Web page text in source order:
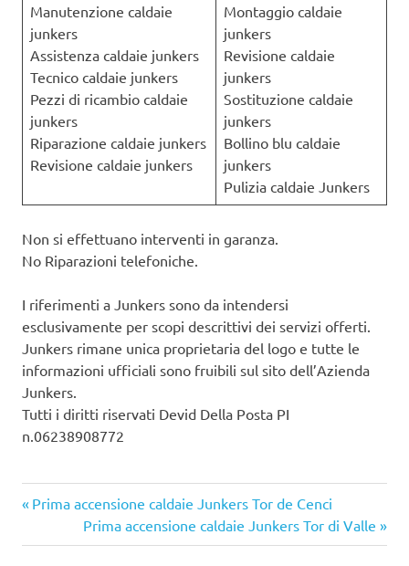
Manutenzione caldaie
junkers
Assistenza caldaie junkers
Tecnico caldaie junkers
Pezzi di ricambio caldaie
junkers
Riparazione caldaie junkers
Revisione caldaie junkers
Montaggio caldaie
junkers
Revisione caldaie
junkers
Sostituzione caldaie
junkers
Bollino blu caldaie
junkers
Pulizia caldaie Junkers
Non si effettuano interventi in garanza.
No Riparazioni telefoniche.
I riferimenti a Junkers sono da intendersi
esclusivamente per scopi descrittivi dei servizi offerti.
Junkers rimane unica proprietaria del logo e tutte le
informazioni ufficiali sono fruibili sul sito dell’Azienda
Junkers.
Tutti i diritti riservati Devid Della Posta PI
n.06238908772
Navigazione
articoli
Articolo
precedente:
Prima accensione caldaie Junkers Tor de Cenci
Articolo
successivo:
Prima accensione caldaie Junkers Tor di Valle